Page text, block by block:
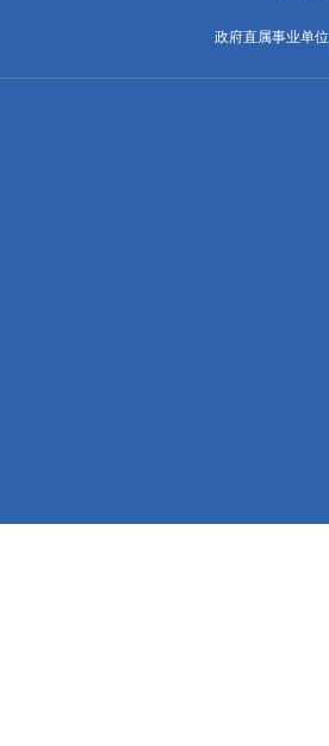
政府直属事业单位